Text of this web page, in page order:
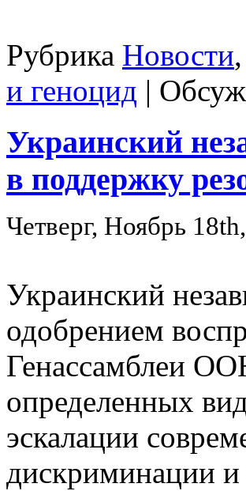
Рубрика Новости,
и геноцид |
Украинский
в поддержку
Четверг, Ноябрь
Украинский
одобрением
Генассамблеи
определенных
эскалации
дискриминации и